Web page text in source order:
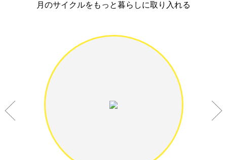
月のサイクルをもっと暮らしに取り入れる